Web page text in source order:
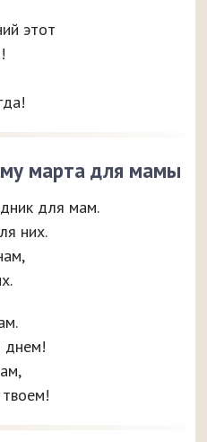
этот
марта для мамы
для мам.
них.
днем!